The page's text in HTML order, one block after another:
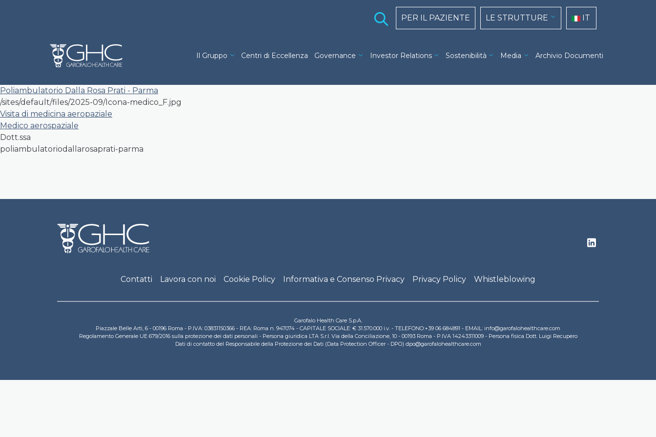
Holding top navigation
PER IL PAZIENTE LE STRUTTURE IT
Il Gruppo Centri di Eccellenza Governance Investor Relations Sostenibilità Media Archivio Documenti
ghc.contentilLun 26/02/2024 - 14:57
Poliambulatorio Dalla Rosa Prati - Parma
/sites/default/files/2025-09/Icona-medico_F.jpg
Visita di medicina aeropaziale
Medico aerospaziale
Dott.ssa
poliambulatoriodallarosaprati-parma
Contatti Lavora con noi Cookie Policy Informativa e Consenso Privacy Privacy Policy Whistleblowing
Garofalo Health Care S.p.A.
Piazzale Belle Arti, 6 - 00196 Roma - P.IVA: 03831150366 - REA: Roma n. 947074 - CAPITALE SOCIALE: € 31.570.000 i.v. - TELEFONO:+39 06 684891 - EMAIL: info@garofalohealthcare.com
Regolamento Generale UE 679/2016 sulla protezione dei dati personali - Persona giuridica LTA S.r.l. Via della Conciliazione, 10 - 00193 Roma - P.IVA 14243311009 - Persona fisica Dott. Luigi Recupero
Dati di contatto del Responsabile della Protezione dei Dati (Data Protection Officer - DPO) dpo@garofalohealthcare.com